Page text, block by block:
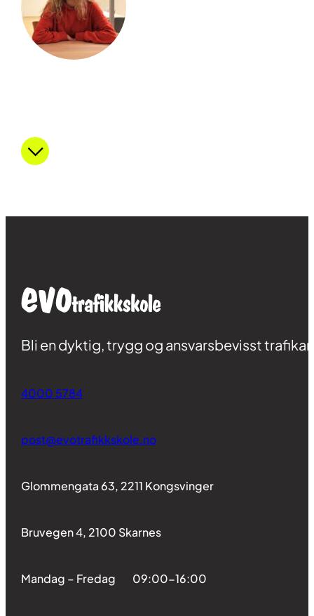
Bli en dyktig, trygg og ansvarsbevisst
4000 5784
post@evotrafikkskole.no
Glommengata 63, 2211 Kongsvinger
Bruvegen 4, 2100 Skarnes
Mandag – Fredag 09:00-16:00